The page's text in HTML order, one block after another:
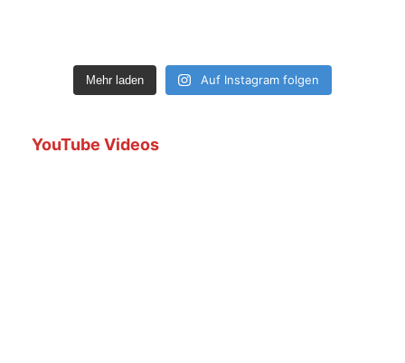
Mehr laden Auf Instagram folgen
YouTube Videos